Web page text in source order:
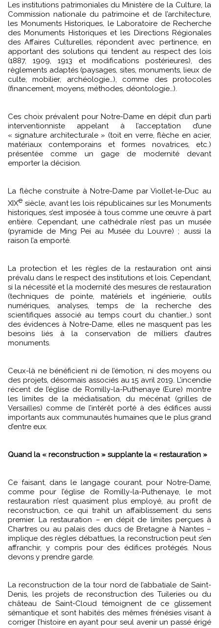
Les institutions patrimoniales du Ministère de la Culture, la
Commission nationale du patrimoine et de l’architecture,
les Monuments Historiques, le Laboratoire de Recherche
des Monuments Historiques et les Directions Régionales
des Affaires Culturelles, répondent avec pertinence, en
apportant des solutions qui tendent au respect des lois
(1887, 1909, 1913 et modifications postérieures), des
règlements adaptés (paysages, sites, monuments, lieux de
culte, mobilier, archéologie…), comme des protocoles
(financement, moyens, méthodes, déontologie…).
Ces choix prévalent pour Notre-Dame en dépit d’un parti
interventionniste appelant à l’acceptation d’une
« signature architecturale » (toit en verre, flèche en acier,
matériaux contemporains et formes novatrices, etc.)
présentée comme un gage de modernité devant
emporter la décision.
La flèche construite à Notre-Dame par Viollet-le-Duc au
XIXe siècle, avant les lois républicaines sur les Monuments
historiques, s’est imposée à tous comme une œuvre à part
entière. Cependant, une cathédrale n’est pas un musée
(pyramide de Ming Pei au Musée du Louvre) ; aussi la
raison l’a emporté.
La protection et les règles de la restauration ont ainsi
prévalu dans le respect des institutions et lois. Cependant,
si la nécessité et la modernité des mesures de restauration
(techniques de pointe, matériels et ingénierie, outils
numériques, analyses, temps de la recherche des
scientifiques associé au temps court du chantier…) sont
des évidences à Notre-Dame, elles ne masquent pas les
besoins liés à la conservation de milliers d’autres
monuments.
Ceux-là ne bénéficient ni de l’émotion, ni des moyens ou
des projets, désormais associés au 15 avril 2019. L’incendie
récent de l’église de Romilly-la-Puthenaye (Eure) montre
les limites de la médiatisation, du mécénat (grilles de
Versailles) comme de l’intérêt porté à des édifices aussi
importants aux communautés humaines que le plus grand
d’entre eux.
Quand la « reconstruction » supplante la « restauration »
Ce faisant, dans le langage courant, pour Notre-Dame,
comme pour l’église de Romilly-la-Puthenaye, le mot
restauration n’est quasiment plus employé, au profit de
reconstruction, ce qui trahit un affaiblissement du sens
premier. La restauration – en dépit de limites perçues à
Chartres ou au palais des ducs de Bretagne à Nantes –
implique des règles débattues, la reconstruction peut s’en
affranchir, y compris pour des édifices protégés. Nous
devons y prendre garde.
La reconstruction de la tour nord de l’abbatiale de Saint-
Denis, les projets de reconstruction des Tuileries ou du
château de Saint-Cloud témoignent de ce glissement
sémantique et sont habités des mêmes frénésies visant à
corriger l’histoire en ayant pour seul avenir un passé érigé